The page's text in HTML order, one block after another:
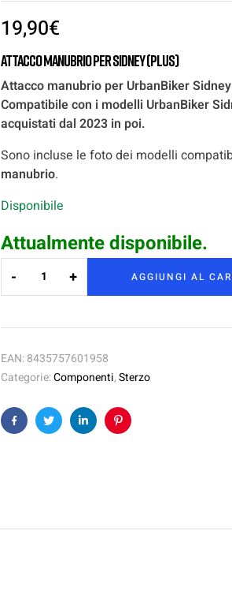
19,90€
Attacco manubrio per Sidney (PLUS)
Attacco manubrio per UrbanBiker
Compatibile con i modelli UrbanBiker
acquistati dal 2023 in poi.
Sono incluse le foto dei modelli
manubrio.
Disponibile
Attualmente disponibile.
- + AGGIUNGI AL
EAN:8435757601958
Categorie:Componenti,Sterzo
FacebookTwitterLinkedinPinterest